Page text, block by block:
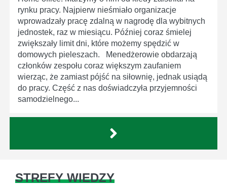
rynku pracy. Najpierw nieśmiało organizacje
wprowadzały pracę zdalną w nagrodę dla wybitnych
jednostek, raz w miesiącu. Później coraz śmielej
zwiększały limit dni, które możemy spędzić w
domowych pieleszach. Menedżerowie obdarzają
członków zespołu coraz większym zaufaniem
wierząc, że zamiast pójść na siłownię, jednak usiądą
do pracy. Część z nas doświadczyła przyjemności
samodzielnego...
STREFY WIEDZY